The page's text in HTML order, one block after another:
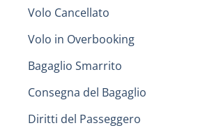
Volo Cancellato
Volo in Overbooking
Bagaglio Smarrito
Consegna del Bagaglio
Diritti del Passeggero